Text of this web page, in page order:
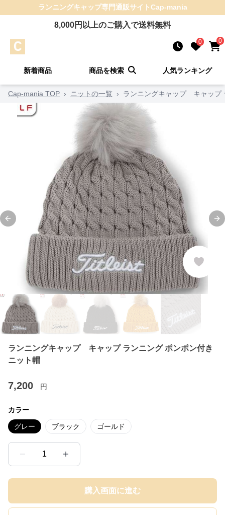
ランニングキャップ専門通販サイトCap-mania
8,000円以上のご購入で送料無料
0 0
新着商品 商品を検索 人気ランキング
Cap-mania TOP › ニットの一覧 › ランニングキャップ キャップ
Previous slide
ランニングキャップ キャップ ランニング ポンポン付き
ニット帽
7,200 円
カラー
グレー ブラック ゴールド
1
購入画面に進む